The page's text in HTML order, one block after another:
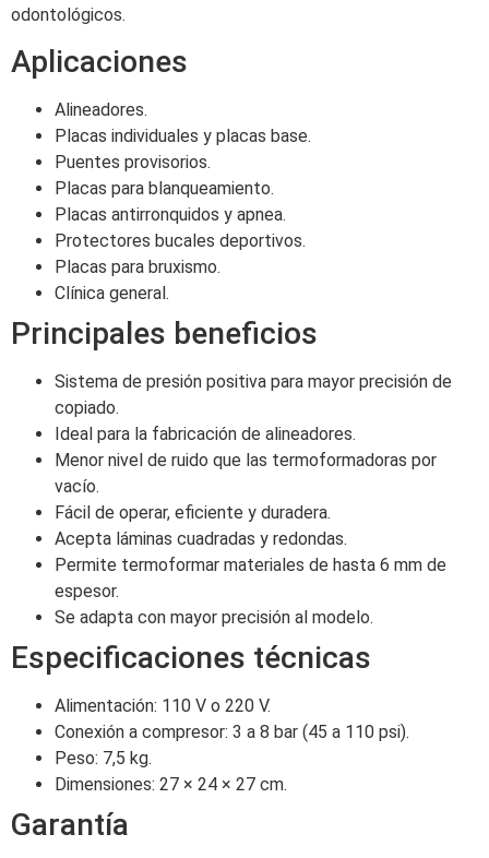
odontológicos.
Aplicaciones
Alineadores.
Placas individuales y placas base.
Puentes provisorios.
Placas para blanqueamiento.
Placas antirronquidos y apnea.
Protectores bucales deportivos.
Placas para bruxismo.
Clínica general.
Principales beneficios
Sistema de presión positiva para mayor precisión de
copiado.
Ideal para la fabricación de alineadores.
Menor nivel de ruido que las termoformadoras por
vacío.
Fácil de operar, eficiente y duradera.
Acepta láminas cuadradas y redondas.
Permite termoformar materiales de hasta 6 mm de
espesor.
Se adapta con mayor precisión al modelo.
Especificaciones técnicas
Alimentación: 110 V o 220 V.
Conexión a compresor: 3 a 8 bar (45 a 110 psi).
Peso: 7,5 kg.
Dimensiones: 27 × 24 × 27 cm.
Garantía